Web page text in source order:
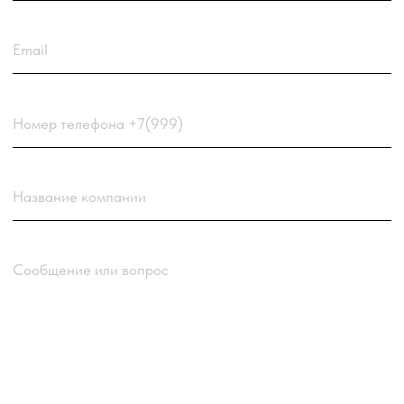
Нажимая кнопку “Отправить заявку”
персональных данных